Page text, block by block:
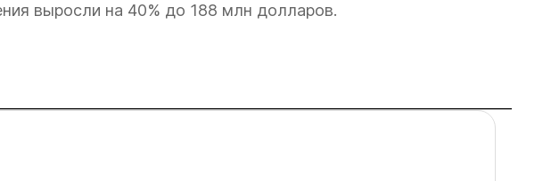
выросли на 40% до 188 млн долларов.